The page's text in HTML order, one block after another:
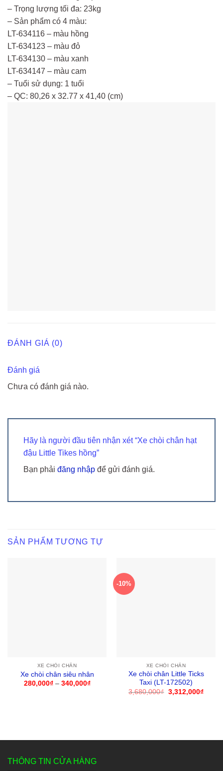
– Trọng lượng tối đa: 23kg
– Sản phẩm có 4 màu:
LT-634116 – màu hồng
LT-634123 – màu đỏ
LT-634130 – màu xanh
LT-634147 – màu cam
– Tuổi sử dụng: 1 tuổi
– QC: 80,26 x 32.77 x 41,40 (cm)
ĐÁNH GIÁ (0)
Đánh giá
Chưa có đánh giá nào.
Hãy là người đầu tiên nhận xét “Xe chòi chân hạt
đậu Little Tikes hồng”
Bạn phải đăng nhập để gửi đánh giá.
SẢN PHẨM TƯƠNG TỰ
XE CHÒI CHÂN
Xe chòi chân siêu nhân
280,000₫ – 340,000₫Khoảng
-10%
XE CHÒI CHÂN
Xe chòi chân Little Ticks
Taxi (LT-172502)
3,680,000₫ Giá
3,312,000₫Giá
THÔNG TIN CỬA HÀNG